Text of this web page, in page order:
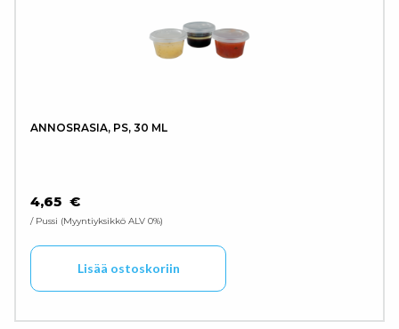
ANNOSRASIA, PS, 30 ML
4,65 €
/ Pussi Myyntiyksikkö ALV 0%
Lisää ostoskoriin